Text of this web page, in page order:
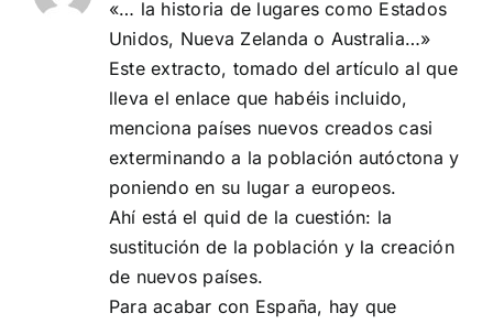
«… la historia de lugares como Estados
Unidos, Nueva Zelanda o Australia…»
Este extracto, tomado del artículo al que
lleva el enlace que habéis incluido,
menciona países nuevos creados casi
exterminando a la población autóctona y
poniendo en su lugar a europeos.
Ahí está el quid de la cuestión: la
sustitución de la población y la creación
de nuevos países.
Para acabar con España, hay que